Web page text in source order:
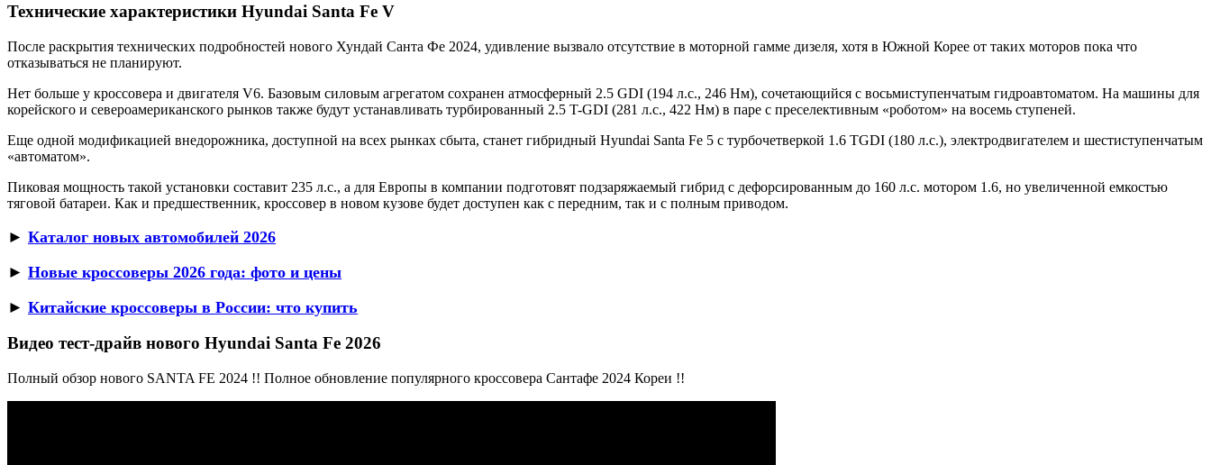
Технические характеристики Hyundai Santa Fe V
После раскрытия технических подробностей нового Хундай Санта Фе 2024, удивление вызвало отсутствие в моторной гамме дизеля, хотя в Южной Корее от таких моторов пока что
отказываться не планируют.
Нет больше у кроссовера и двигателя V6. Базовым силовым агрегатом сохранен атмосферный 2.5 GDI (194 л.с., 246 Нм), сочетающийся с восьмиступенчатым гидроавтоматом. На машины для
корейского и североамериканского рынков также будут устанавливать турбированный 2.5 T-GDI (281 л.с., 422 Нм) в паре с преселективным «роботом» на восемь ступеней.
Еще одной модификацией внедорожника, доступной на всех рынках сбыта, станет гибридный Hyundai Santa Fe 5 с турбочетверкой 1.6 TGDI (180 л.с.), электродвигателем и шестиступенчатым
«автоматом».
Пиковая мощность такой установки составит 235 л.с., а для Европы в компании подготовят подзаряжаемый гибрид с дефорсированным до 160 л.с. мотором 1.6, но увеличенной емкостью
тяговой батареи. Как и предшественник, кроссовер в новом кузове будет доступен как с передним, так и с полным приводом.
► Каталог новых автомобилей 2026
► Новые кроссоверы 2026 года: фото и цены
► Китайские кроссоверы в России: что купить
Видео тест-драйв нового Hyundai Santa Fe 2026
Полный обзор нового SANTA FE 2024 !! Полное обновление популярного кроссовера Сантафе 2024 Кореи !!